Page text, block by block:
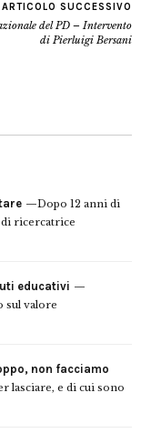
ARTICOLO SUCCESSIVO
del PD – Intervento
di Pierluigi Bersani
Dopo 12 anni di
ricercatrice
educativi
sul valore
non facciamo
lasciare, e di cui sono